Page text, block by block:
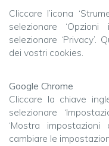
Cliccare l’icona
selezionare
selezionare
dei vostri cookies.
Google Chrome
Cliccare la chiave
selezionare
‘Mostra impostazioni
cambiare le